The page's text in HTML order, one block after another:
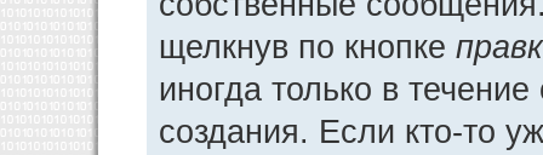
щелкнув по кнопке
иногда только в
создания. Если кто-то